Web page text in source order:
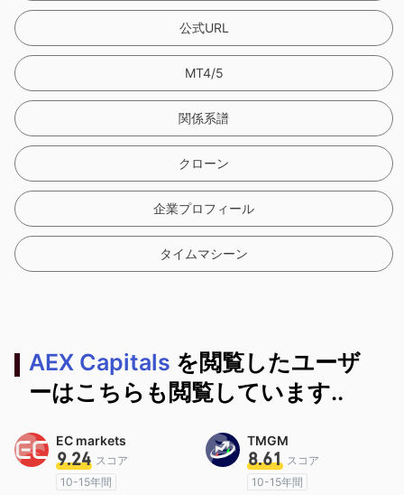
公式URL
MT4/5
関係系譜
クローン
企業プロフィール
タイムマシーン
AEX Capitals を閲覧したユーザ
ーはこちらも閲覧しています..
EC markets
9.24 スコア
10-15年間
TMGM
8.61 スコア
10-15年間